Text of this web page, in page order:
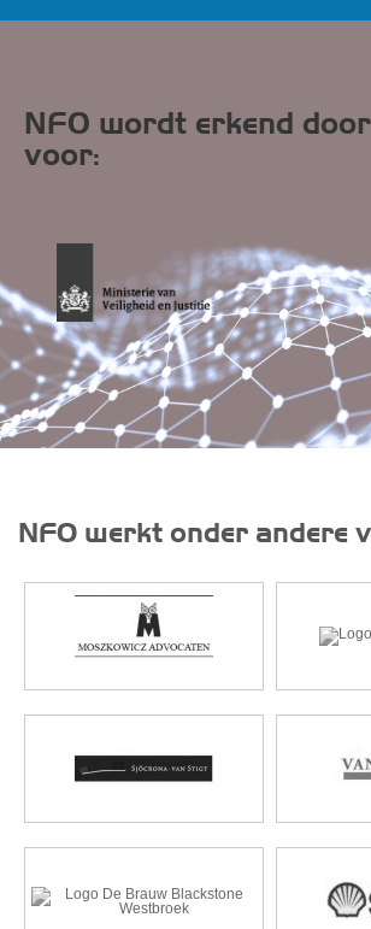
NFO wordt erkend
voor:
NFO werkt onder andere